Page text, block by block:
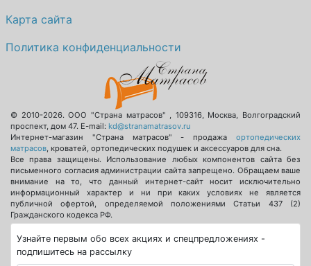
Карта сайта
Политика конфиденциальности
© 2010-2026.ООО "Страна матрасов" , 109316, Москва, Волгоградский
проспект, дом 47. E-mail: kd@stranamatrasov.ru
Интернет-магазин "Страна матрасов" - продажа ортопедических
матрасов, кроватей, ортопедических подушек и аксессуаров для сна.
Все права защищены. Использование любых компонентов сайта без
письменного согласия администрации сайта запрещено. Обращаем ваше
внимание на то, что данный интернет-сайт носит исключительно
информационный характер и ни при каких условиях не является
публичной офертой, определяемой положениями Статьи 437 (2)
Гражданского кодекса РФ.
Узнайте первым обо всех акциях и спецпредложениях -
подпишитесь на рассылку